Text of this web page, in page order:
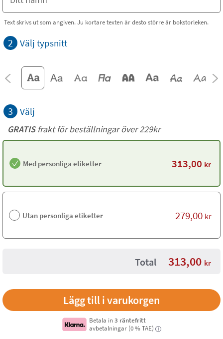
Text skrivs ut som angiven. Ju kortare texten är desto större är bokstorleken.
2 Välj typsnitt
3 Välj
GRATISfrakt för beställningar över 229kr
Med personliga etiketter 313,00 kr
Utan personliga etiketter 279,00 kr
Total 313,00 kr
Betala in 3 räntefritt
avbetalningar (0 % TAE)
i